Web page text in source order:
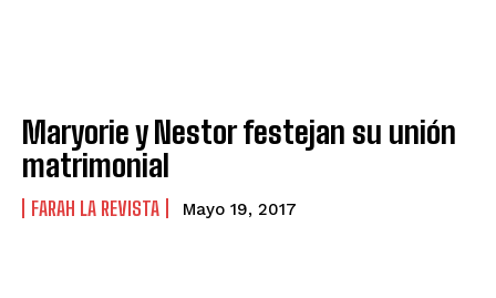
Maryorie y Nestor festejan su unión
matrimonial
FARAH LA REVISTA Mayo 19, 2017